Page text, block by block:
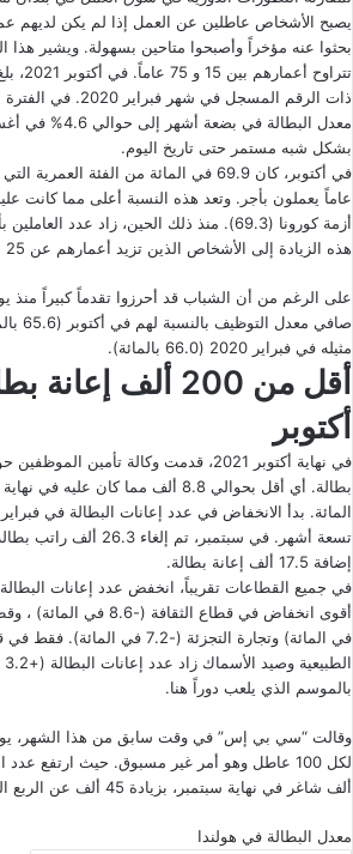
يصبح الأشخاص عاطلين عن العمل إذا لم يكن لديهم
بحثوا عنه مؤخراً وأصبحوا متاحين بسهولة. ويشير هذا
ذات الرقم المسجل في
بشكل شبه مستمر حتى تاريخ اليوم.
هذه الزيادة إلى الأشخاص الذين تزيد أعمارهم عن 25 عاماً.
على الرغم من أن الشباب قد أحرزوا تقدماً كبيراً منذ
صافي
مثيله في فبراير 2020 (66.0 بالمائة).
أقل من 200 ألف
أكتوبر
المائة. بدأ الانخفاض في عدد إعانات البطالة في
تسعة أشهر. في سبتمبر، تم
إضافة 17.5 ألف إعانة بطالة.
في المائة) وتجارة التجزئة (-7.2 في
بالموسم الذي يلعب دوراً هنا.
وقالت “سي بي إس”
ألف شاغر في نهاية سبتمبر، بزيادة 45 ألف عن الربع السابق.
معدل البطالة في هولندا